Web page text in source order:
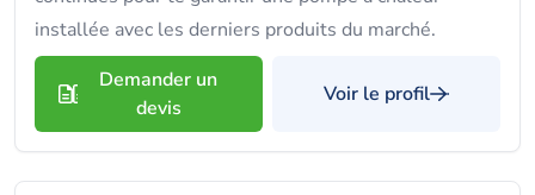
installée avec les derniers produits du marché.
Demander un
devis
Voir le profil